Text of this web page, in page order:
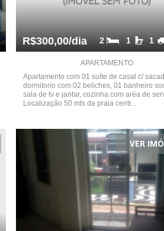
R$300,00/dia 1
1
2
APARTAMENTO
Apartamento com 01 suíte de casal c/
dormitorio com 02 beliches, 01 banheiro
sala de tv e jantar, cozinha com aréa de
Localização 50 mts da praia centr...
VER